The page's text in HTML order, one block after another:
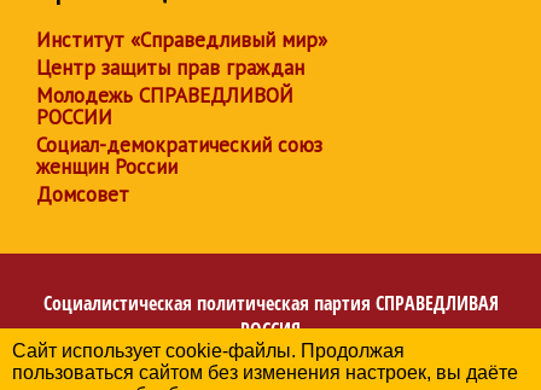
Институт «Справедливый мир»
Центр защиты прав граждан
Молодежь СПРАВЕДЛИВОЙ
РОССИИ
Социал-демократический союз
женщин России
Домсовет
Социалистическая политическая партия СПРАВЕДЛИВАЯ
РОССИЯ
Региональное отделение партии в Кабардино-Балкарской
Республике
Сайт использует cookie-файлы. Продолжая
пользоваться сайтом без изменения настроек, вы даёте